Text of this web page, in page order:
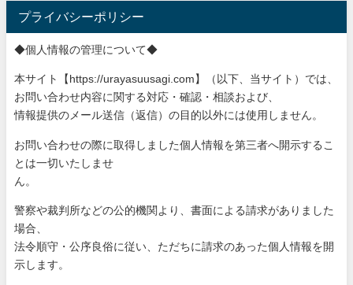
プライバシーポリシー
◆個人情報の管理について◆
本サイト【https://urayasuusagi.com】（以下、当サイト）では、
お問い合わせ内容に関する対応・確認・相談および、
情報提供のメール送信（返信）の目的以外には使用しません。
お問い合わせの際に取得しました個人情報を第三者へ開示するこ
と は一切いたしませ
ん。
警察や裁判所などの公的機関より、書面による請求がありました
場合、
法令順守・公序良俗に従い、ただちに請求のあった個人情報を開
示 します。